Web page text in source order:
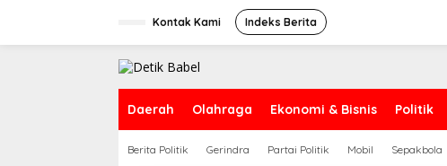
Kontak Kami Indeks Berita
Daerah Olahraga Ekonomi & Bisnis Politik
Berita Politik Gerindra Partai Politik Mobil Sepakbola